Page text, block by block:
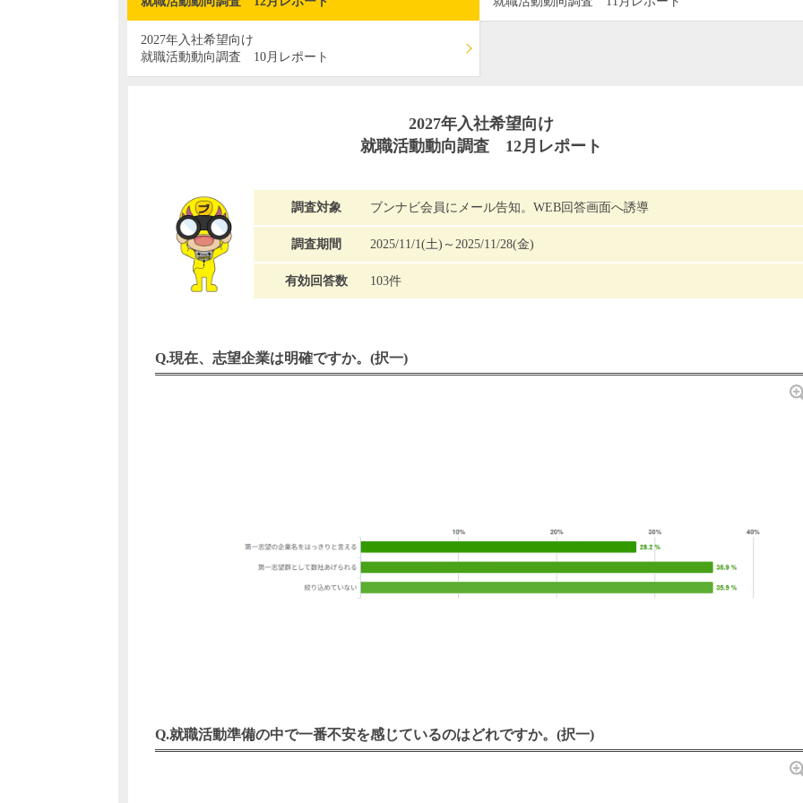
2027年入社希望向け
就職活動動向調査 10月レポート
2027年入社希望向け
就職活動動向調査 12月レポート
調査対象 ブンナビ会員にメール告知。WEB回答画面へ誘導
調査期間 2025/11/1(土)～2025/11/28(金)
有効回答数 103件
現在、志望企業は明確ですか。(択一)
就職活動準備の中で一番不安を感じているのはどれですか。(択一)